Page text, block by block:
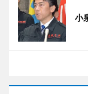
小